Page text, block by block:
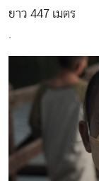
ยาว 447 เมตร